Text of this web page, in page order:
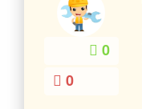
0
0